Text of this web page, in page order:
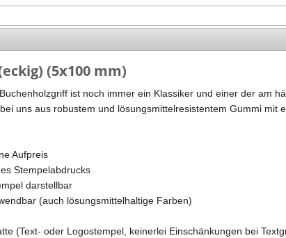
Lehrerstempel
Kinderstempel
(5x100 mm)
ist noch immer ein Klassiker und einer der am
uns aus robustem und lösungsmittelresistentem Gummi mit
Aufpreis
Stempelabdrucks
darstellbar
(auch lösungsmittelhaltige Farben)
(Text- oder Logostempel, keinerlei Einschänkungen bei